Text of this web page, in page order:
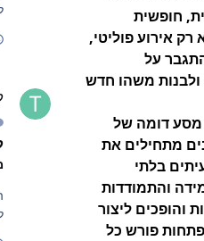
חופשית
אירוע פוליטי,
על
משהו חדש
מסע דומה של
מתחילים את
בלתי
והתמודדות
והופכים ליצור
פורש כל